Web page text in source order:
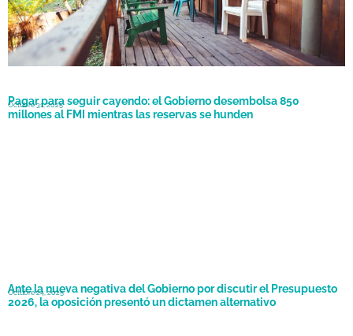
Pagar para seguir cayendo: el Gobierno desembolsa 850
millones al FMI mientras las reservas se hunden
Octubre 31, 2025
Ante la nueva negativa del Gobierno por discutir el Presupuesto
2026, la oposición presentó un dictamen alternativo
Octubre 24, 2025